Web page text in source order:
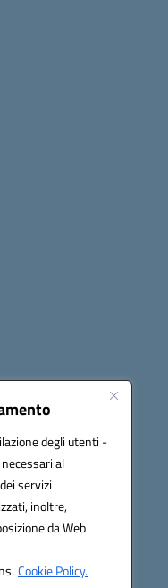
degli utenti -
al
servizi
inoltre,
da Web
Cookie Policy.
su: